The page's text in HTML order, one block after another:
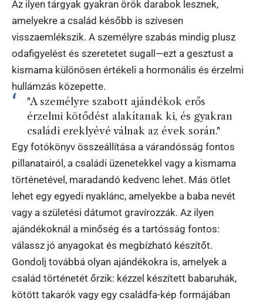
Az ilyen tárgyak gyakran örök darabok lesznek,
amelyekre a család később is szívesen
visszaemlékszik. A személyre szabás mindig plusz
odafigyelést és szeretetet sugall—ezt a gesztust a
kismama különösen értékeli a hormonális és érzelmi
hullámzás közepette.
"A személyre szabott ajándékok erős
érzelmi kötődést alakítanak ki, és gyakran
családi ereklyévé válnak az évek során."
Egy fotókönyv összeállítása a várandósság fontos
pillanatairól, a családi üzenetekkel vagy a kismama
történetével, maradandó kedvenc lehet. Más ötlet
lehet egy egyedi nyaklánc, amelyekbe a baba nevét
vagy a születési dátumot gravírozzák. Az ilyen
ajándékoknál a minőség és a tartósság fontos:
válassz jó anyagokat és megbízható készítőt.
Gondolj továbbá olyan ajándékokra is, amelyek a
család történetét őrzik: kézzel készített babaruhák,
kötött takarók vagy egy családfa-kép formájában